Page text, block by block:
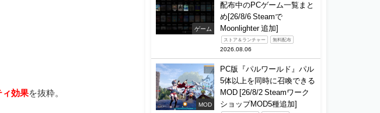
ィ効果を抜粋。
ゲーム
配布中のPCゲーム一覧まと
め[26/8/6 Steamで
Moonlighter 追加]
ストア＆ランチャー 無料配布
2026.08.06
MOD
PC版『パルワールド』パル
5体以上を同時に召喚できる
MOD [26/8/2 Steamワーク
ショップMOD5種追加]